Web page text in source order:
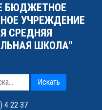
БЮДЖЕТНОЕ
УЧРЕЖДЕНИЕ
СРЕДНЯЯ
ШКОЛА"
Искать
4 22 37